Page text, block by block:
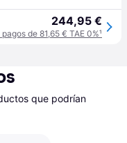
244,95 €
pagos de 81,65 € TAE 0%¹
que podrían